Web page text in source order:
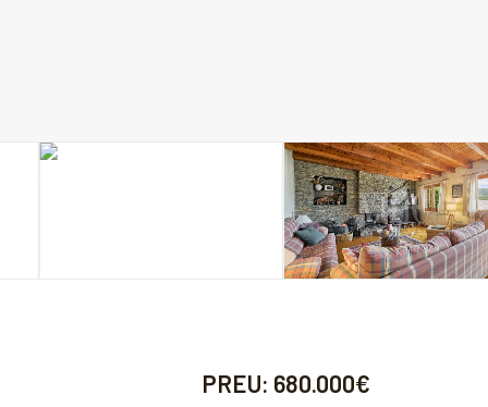
PREU: 680.000€